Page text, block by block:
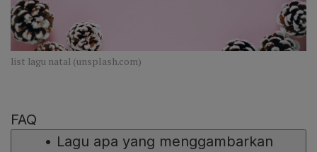
list lagu natal (unsplash.com)
FAQ
• Lagu apa yang menggambarkan